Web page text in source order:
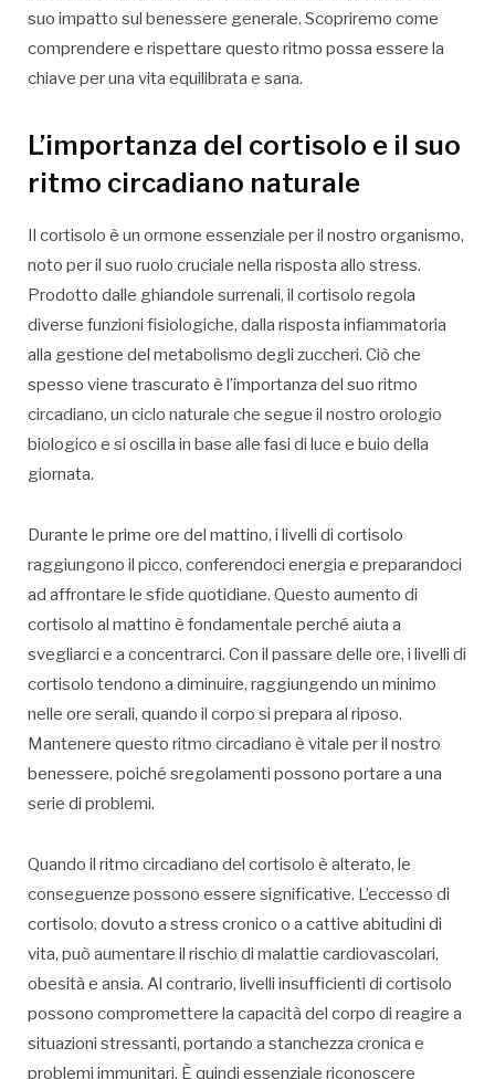
suo impatto sul benessere generale. Scopriremo come
comprendere e rispettare questo ritmo possa essere la
chiave per una vita equilibrata e sana.
L’importanza del cortisolo e il suo
ritmo circadiano naturale
Il cortisolo è un ormone essenziale per il nostro organismo,
noto per il suo ruolo cruciale nella risposta allo stress.
Prodotto dalle ghiandole surrenali, il cortisolo regola
diverse funzioni fisiologiche, dalla risposta infiammatoria
alla gestione del metabolismo degli zuccheri. Ciò che
spesso viene trascurato è l’importanza del suo ritmo
circadiano, un ciclo naturale che segue il nostro orologio
biologico e si oscilla in base alle fasi di luce e buio della
giornata.
Durante le prime ore del mattino, i livelli di cortisolo
raggiungono il picco, conferendoci energia e preparandoci
ad affrontare le sfide quotidiane. Questo aumento di
cortisolo al mattino è fondamentale perché aiuta a
svegliarci e a concentrarci. Con il passare delle ore, i livelli di
cortisolo tendono a diminuire, raggiungendo un minimo
nelle ore serali, quando il corpo si prepara al riposo.
Mantenere questo ritmo circadiano è vitale per il nostro
benessere, poiché sregolamenti possono portare a una
serie di problemi.
Quando il ritmo circadiano del cortisolo è alterato, le
conseguenze possono essere significative. L’eccesso di
cortisolo, dovuto a stress cronico o a cattive abitudini di
vita, può aumentare il rischio di malattie cardiovascolari,
obesità e ansia. Al contrario, livelli insufficienti di cortisolo
possono compromettere la capacità del corpo di reagire a
situazioni stressanti, portando a stanchezza cronica e
problemi immunitari. È quindi essenziale riconoscere